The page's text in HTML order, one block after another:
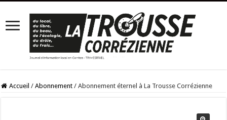
Accueil / Abonnement / Abonnement éternel à La Trousse Corrézienne